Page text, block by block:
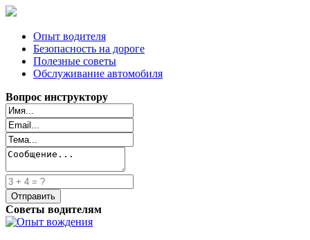
Опыт водителя
Безопасность на дороге
Полезные советы
Обслуживание автомобиля
Вопрос инструктору
Советы водителям